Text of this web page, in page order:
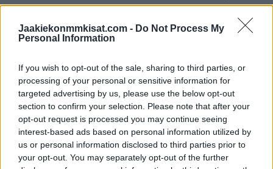
Jaakiekonmmkisat.com - Do Not Process My
Personal Information
If you wish to opt-out of the sale, sharing to third parties, or
processing of your personal or sensitive information for
targeted advertising by us, please use the below opt-out
section to confirm your selection. Please note that after your
opt-out request is processed you may continue seeing
interest-based ads based on personal information utilized by
us or personal information disclosed to third parties prior to
your opt-out. You may separately opt-out of the further
peräti viisi (2+3) tehopistettä otteluun. Starchenko nousi
tehoillaan koko kisojen pistepörssin toiseksi.
Jos twiitti ei näy laitteellasi voit katsoa sen suoraanIIHF:n
Twitter-tililtä.